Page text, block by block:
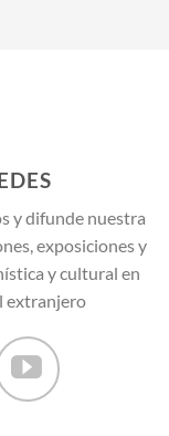
y difunde nuestra
exposiciones y
y cultural en
extranjero